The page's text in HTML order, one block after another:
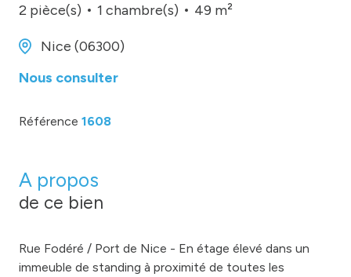
2 pièce(s)
1 chambre(s) 49 m²
Nice (06300)
Nous consulter
Référence 1608
A propos
de ce bien
Rue Fodéré / Port de Nice - En étage élevé dans un
immeuble de standing à proximité de toutes les